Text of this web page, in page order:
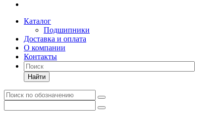
Каталог
Подшипники
Доставка и оплата
О компании
Контакты
Найти